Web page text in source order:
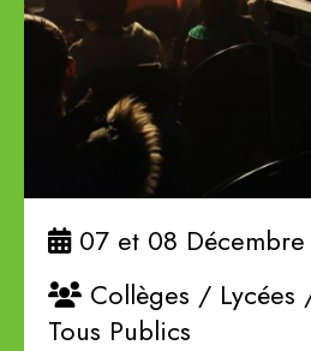
07 et 08 Décembre
Collèges / Lycées
Tous Publics